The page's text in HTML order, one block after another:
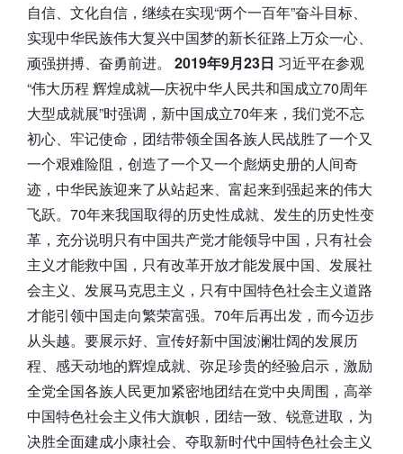
自信、文化自信，继续在实现“两个一百年”奋斗目标、
实现中华民族伟大复兴中国梦的新长征路上万众一心、
顽强拼搏、奋勇前进。 2019年9月23日 习近平在参观
“伟大历程 辉煌成就—庆祝中华人民共和国成立70周年
大型成就展”时强调，新中国成立70年来，我们党不忘
初心、牢记使命，团结带领全国各族人民战胜了一个又
一个艰难险阻，创造了一个又一个彪炳史册的人间奇
迹，中华民族迎来了从站起来、富起来到强起来的伟大
飞跃。70年来我国取得的历史性成就、发生的历史性变
革，充分说明只有中国共产党才能领导中国，只有社会
主义才能救中国，只有改革开放才能发展中国、发展社
会主义、发展马克思主义，只有中国特色社会主义道路
才能引领中国走向繁荣富强。70年后再出发，而今迈步
从头越。要展示好、宣传好新中国波澜壮阔的发展历
程、感天动地的辉煌成就、弥足珍贵的经验启示，激励
全党全国各族人民更加紧密地团结在党中央周围，高举
中国特色社会主义伟大旗帜，团结一致、锐意进取，为
决胜全面建成小康社会、夺取新时代中国特色社会主义